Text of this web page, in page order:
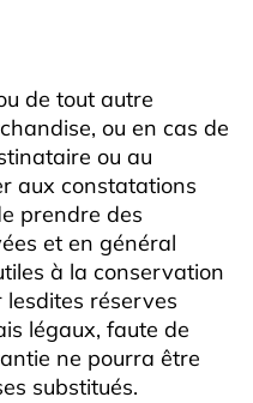
de tout autre
ou en cas de
ou au
aux constatations
prendre des
et en général
à la conservation
réserves
légaux, faute de
ne pourra être
substitués.